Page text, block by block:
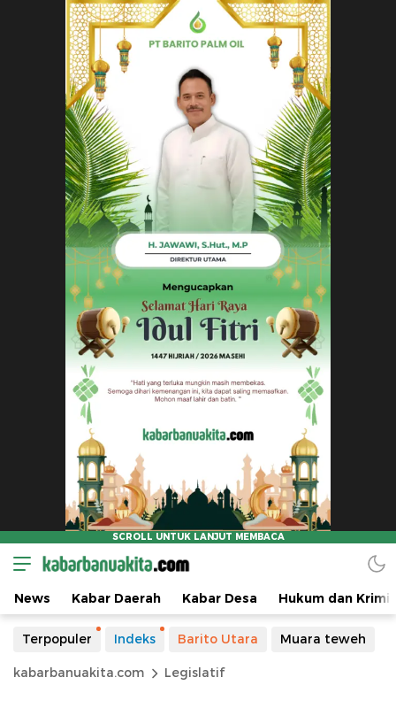
News Kabar Daerah Kabar Desa Hukum dan
Terpopuler Indeks Barito Utara Muara teweh
kabarbanuakita.com Legislatif